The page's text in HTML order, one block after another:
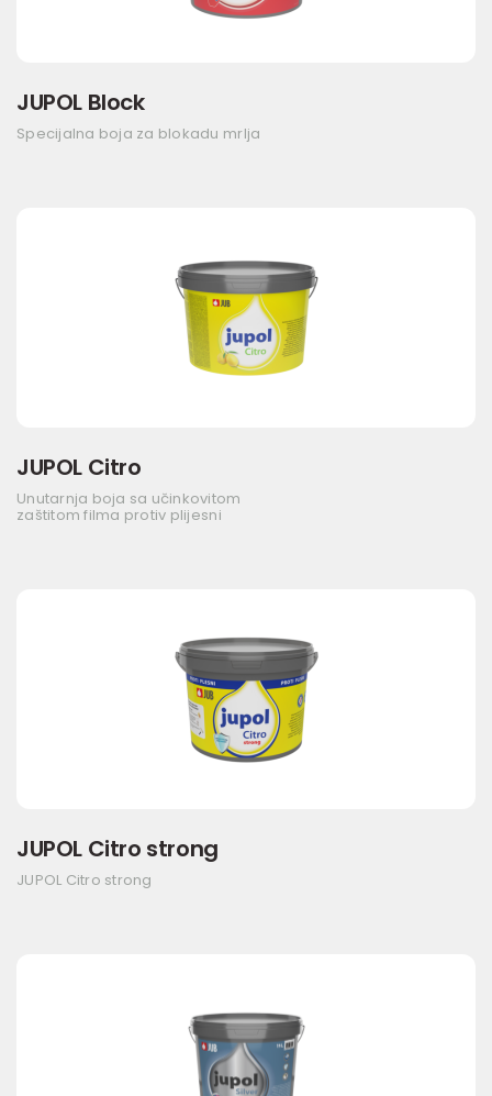
JUPOL Block
Specijalna boja za blokadu mrlja
JUPOL Citro
Unutarnja boja sa učinkovitom
zaštitom filma protiv plijesni
JUPOL Citro strong
JUPOL Citro strong